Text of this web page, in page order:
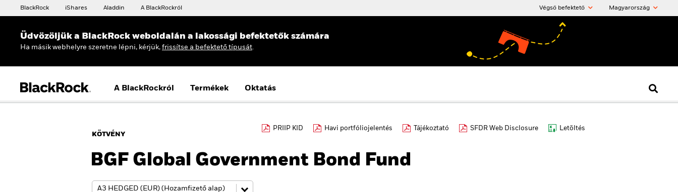
BlackRock iShares Aladdin A BlackRockról Végső befektető Magyarország
Üdvözöljük a BlackRock weboldalán a lakossági befektetők számára
Ha másik webhelyre szeretne lépni, kérjük, frissítse a befektető típusát
A BlackRockról Termékek Oktatás
KÖTVÉNY
PRIIP KID Havi portfóliojelentés Tájékoztató SFDR Web Disclosure Letöltés
BGF Global Government Bond Fund